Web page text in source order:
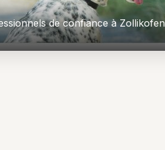
de confiance à Zollikofen